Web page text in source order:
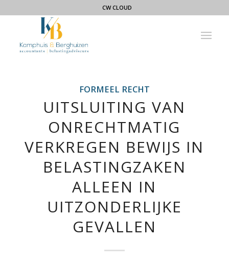
CW CLOUD
FORMEEL RECHT
UITSLUITING VAN
ONRECHTMATIG
VERKREGEN BEWIJS IN
BELASTINGZAKEN
ALLEEN IN
UITZONDERLIJKE
GEVALLEN